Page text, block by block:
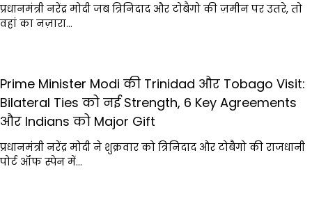
प्रधानमंत्री नरेंद्र मोदी जब त्रिनिदाद और टोबैगो की ज़मीन पर उतरे, तो
वहां का नज़ारा…
Prime Minister Modi की Trinidad और Tobago Visit:
Bilateral Ties को नई Strength, 6 Key Agreements
और Indians को Major Gift
प्रधानमंत्री नरेंद्र मोदी ने शुक्रवार को त्रिनिदाद और टोबैगो की राजधानी
पोर्ट ऑफ स्पेन में…